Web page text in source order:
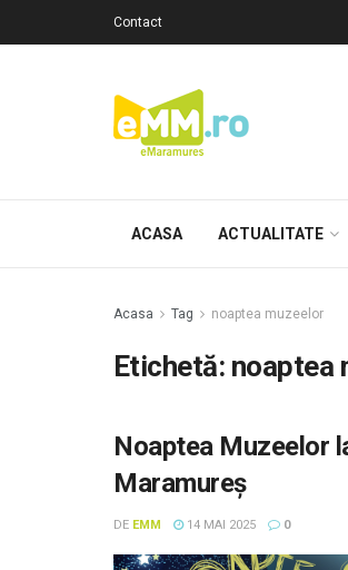
Contact
ACASA ACTUALITATE
Acasa Tag noaptea muzeelor
Etichetă: noaptea
Noaptea Muzeelor
Maramureș
DE EMM 14 MAI 2025 0